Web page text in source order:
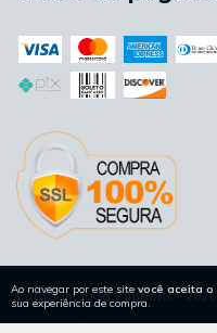
Ao navegar por este site você aceita
sua experiência de compra.
Copyright Joga 2 Imports -